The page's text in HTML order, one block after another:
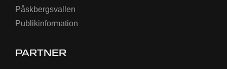
Påskbergsvallen
Publikinformation
PARTNER